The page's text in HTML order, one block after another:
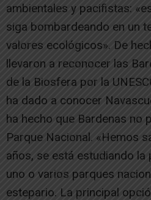
ambientales y pacifistas:
siga bombardeando en un
valores ecológicos». De
llevaron a reconocer las
de la Biosfera por la
ha dado a conocer
ha hecho que Bardenas no
Parque Nacional. «Hemos
años, se está estudiando
uno o varios parques
estepario. La principal